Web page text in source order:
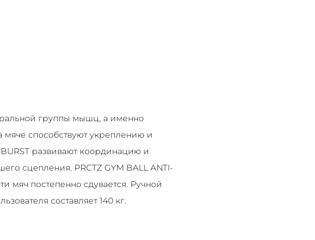
группы мышц, а именно
способствуют укреплению и
развивают координацию и
сцепления. PRCTZ GYM BALL ANTI-
мяч постепенно сдувается. Ручной
составляет 140 кг.